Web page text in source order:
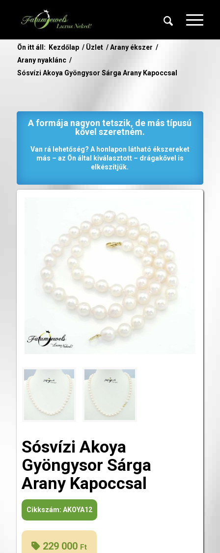
Ön itt áll: Kezdőlap / Üzlet / Arany ékszer /
Arany nyaklánc /
Sósvízi Akoya Gyöngysor Sárga Arany Kapoccsal
A formája nagyon tetszik, de más típusú
kővel szeretném.
Van rá lehetőség? A honlapon látható ékszereket
más – az Ön által kiválasztott – drágakővel is
elkészítjük.
Sósvízi Akoya
Gyöngysor Sárga
Arany Kapoccsal
Cikkszám: AKOYA12
229 000 Ft